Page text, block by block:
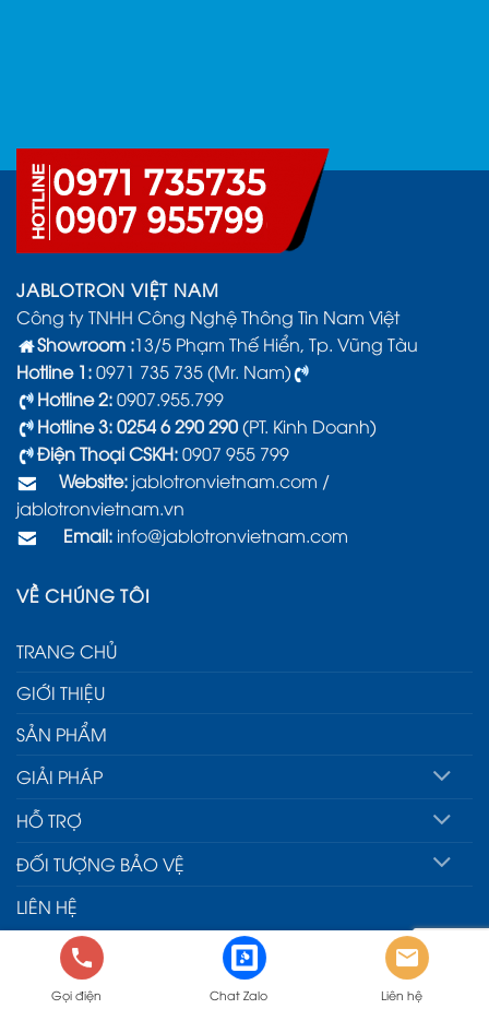
JABLOTRON VIỆT NAM
Công ty TNHH Công Nghệ Thông Tin Nam Việt
Showroom :13/5 Phạm Thế Hiển, Tp. Vũng Tàu
Hotline 1:0971 735 735 (Mr. Nam)
Hotline 2:0907.955.799
Hotline 3: 0254 6 290 290(PT. Kinh Doanh)
Điện Thoại CSKH:0907 955 799
Website: jablotronvietnam.com /
jablotronvietnam.vn
Email: info@jablotronvietnam.com
VỀ CHÚNG TÔI
TRANG CHỦ
GIỚI THIỆU
SẢN PHẨM
GIẢI PHÁP
HỖ TRỢ
ĐỐI TƯỢNG BẢO VỆ
LIÊN HỆ
Gọi điện Chat Zalo Liên hệ